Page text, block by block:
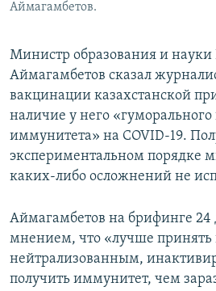
Аймагамбетов.
Министр образования и науки
Аймагамбетов сказал
вакцинации казахстанской
наличие у него «гуморального
иммунитета» на COVID-19.
экспериментальном порядке
каких-либо осложнений не
Аймагамбетов на брифинге 24
мнением, что «лучше принять
нейтрализованным,
получить иммунитет, чем